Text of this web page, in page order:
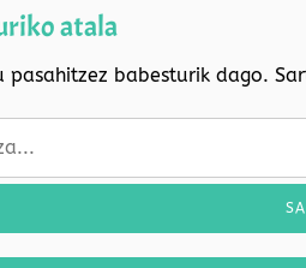
atala
pasahitzez babesturik dago.